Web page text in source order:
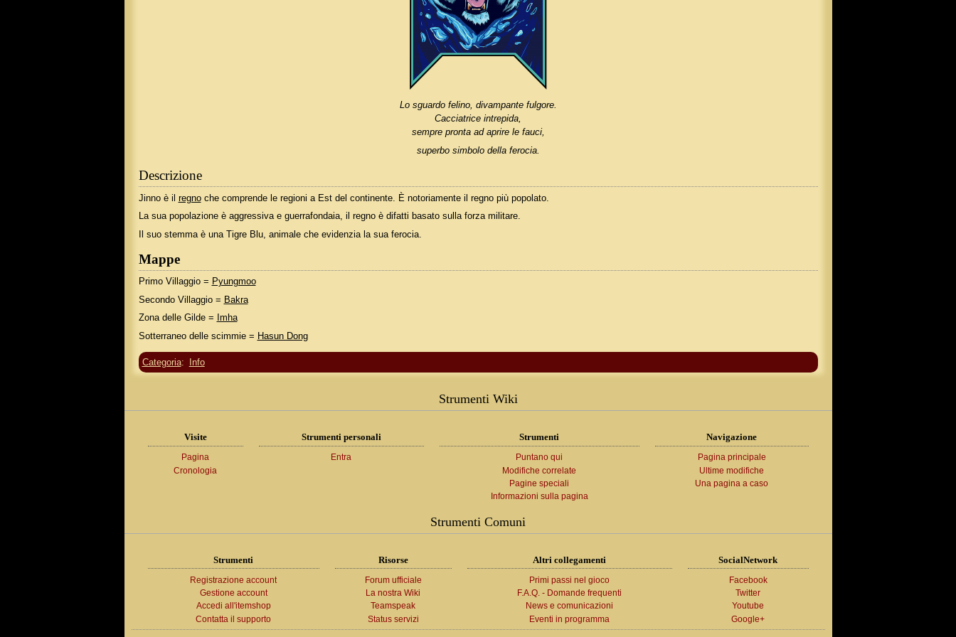
Lo sguardo felino, divampante fulgore.
Cacciatrice intrepida,
sempre pronta ad aprire le fauci,
superbo simbolo della ferocia.
Descrizione
Jinno è il regnoche comprende le regioni a Est del continente. È notoriamente il regno più popolato.
La sua popolazione è aggressiva e guerrafondaia, il regno è difatti basato sulla forza militare.
Il suo stemma è una Tigre Blu, animale che evidenzia la sua ferocia.
Mappe
Primo Villaggio = Pyungmoo
Secondo Villaggio = Bakra
Zona delle Gilde = Imha
Sotterraneo delle scimmie = Hasun Dong
Categoria: Info
Strumenti Wiki
Visite
Pagina
Cronologia
Strumenti personali
Entra
Strumenti
Puntano qui
Modifiche correlate
Pagine speciali
Informazioni sulla pagina
Navigazione
Pagina principale
Ultime modifiche
Una pagina a caso
Strumenti Comuni
Strumenti
Registrazione account
Gestione account
Accedi all'itemshop
Contatta il supporto
Risorse
Forum ufficiale
La nostra Wiki
Teamspeak
Status servizi
Altri collegamenti
Primi passi nel gioco
F.A.Q. - Domande frequenti
News e comunicazioni
Eventi in programma
SocialNetwork
Facebook
Twitter
Youtube
Google+